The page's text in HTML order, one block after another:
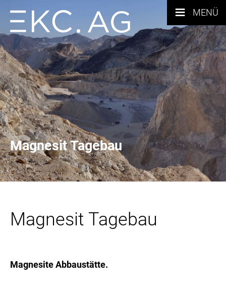
≡ MENÜ
Magnesit Tagebau
Magnesit Tagebau
Magnesite Abbaustätte.